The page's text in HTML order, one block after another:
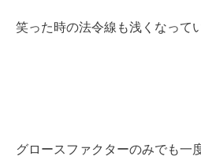
笑った時の法令線も浅くなって
グロースファクターのみでも一